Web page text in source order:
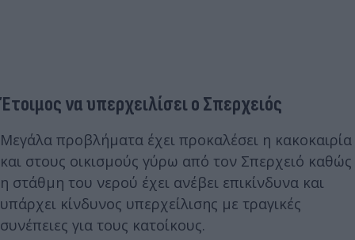
Έτοιμος να υπερχειλίσει ο Σπερχειός
Μεγάλα προβλήματα έχει προκαλέσει η κακοκαιρία
και στους οικισμούς γύρω από τον Σπερχειό καθώς
η στάθμη του νερού έχει ανέβει επικίνδυνα και
υπάρχει κίνδυνος υπερχείλισης με τραγικές
συνέπειες για τους κατοίκους.